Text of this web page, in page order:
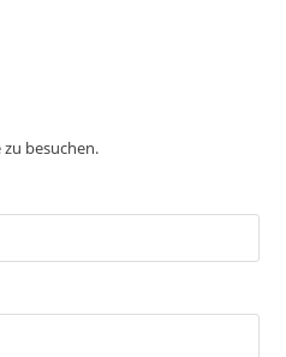
besuchen.